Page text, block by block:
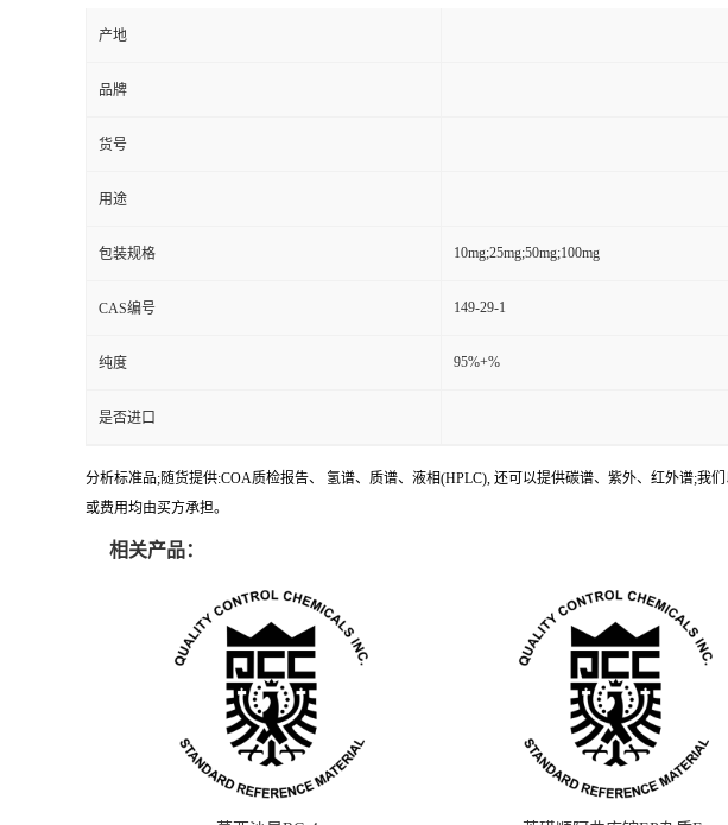
产地
品牌
货号
用途
包装规格 10mg;25mg;50mg;100mg
CAS编号 149-29-1
纯度 95%+%
是否进口
分析标准品;随货提供:COA质检报告、 氢谱、质谱、液相(HPLC), 还可以提供碳谱、紫外、红外谱;
或费用均由买方承担。
相关产品：